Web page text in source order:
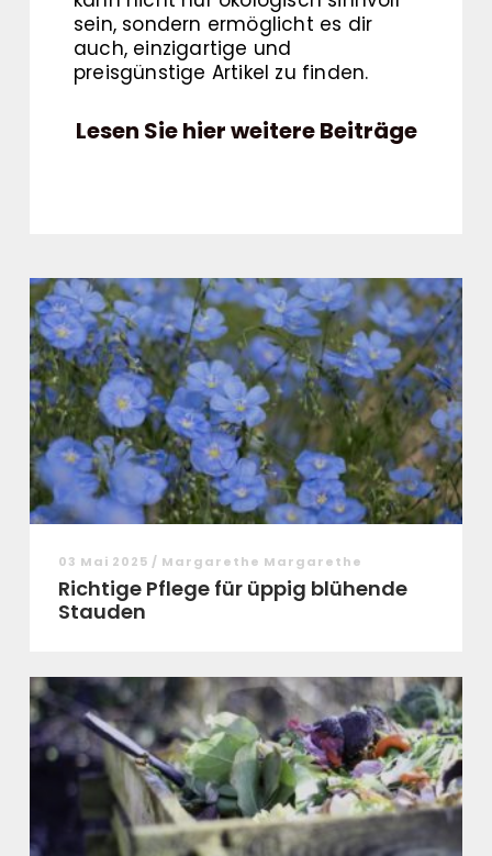
sein, sondern ermöglicht es dir
auch, einzigartige und
preisgünstige Artikel zu finden.
Lesen Sie hier weitere Beiträge
03 Mai 2025 / Margarethe Margarethe
Richtige Pflege für üppig blühende
Stauden